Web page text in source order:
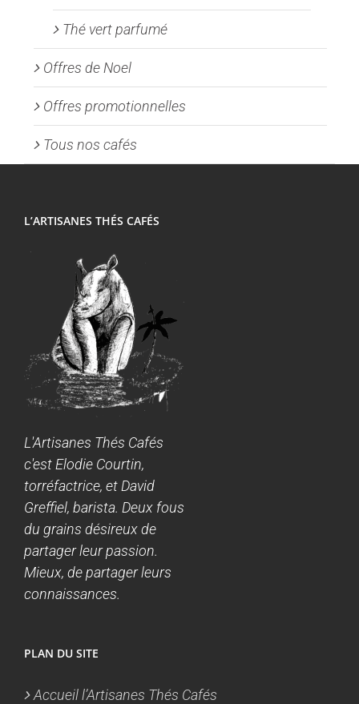
Thé vert parfumé
Offres de Noel
Offres promotionnelles
Tous nos cafés
L’ARTISANES THÉS CAFÉS
L'Artisanes Thés Cafés
c'est Elodie Courtin,
torréfactrice, et David
Greffiel, barista. Deux fous
du grains désireux de
partager leur passion.
Mieux, de partager leurs
connaissances.
PLAN DU SITE
Accueil l’Artisanes Thés Cafés